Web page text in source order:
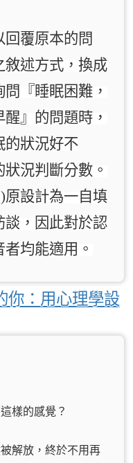
覆原本的問
敘述方式，換成
『睡眠困難，
』的問題時，
的狀況好不
況判斷分數。
原設計為一自填
談，因此對於認
均能適用。
你：用心理學設
樣的感覺？
解放，終於不用再